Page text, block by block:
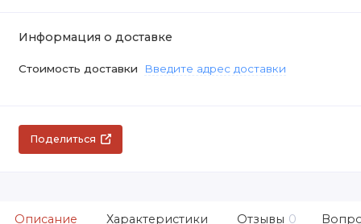
Информация о доставке
Стоимость доставки Введите адрес доставки
Поделиться
Описание Характеристики Отзывы 0